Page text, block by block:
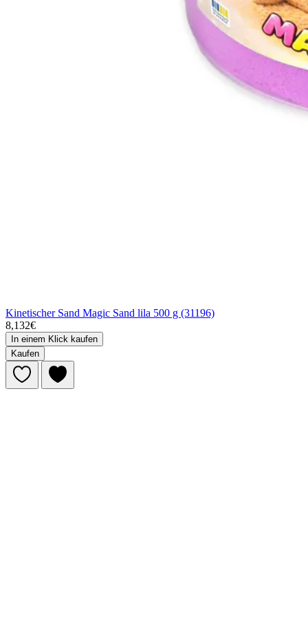
Kinetischer Sand Magic Sand lila 500 g (31196)
8,132€
In einem Klick kaufen
Kaufen